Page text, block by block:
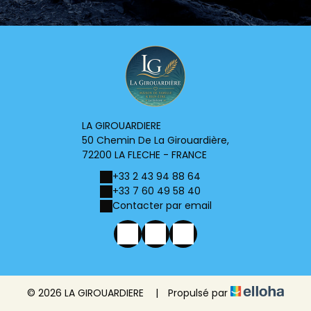
LA GIROUARDIERE
50 Chemin De La Girouardière,
72200 LA FLECHE - FRANCE
+33 2 43 94 88 64
+33 7 60 49 58 40
Contacter par email
© 2026 LA GIROUARDIERE | Propulsé par